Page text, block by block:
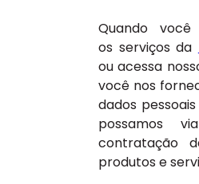
Quando
os serviços da
ou acessa
você nos
dados
possamos
contratação
produtos e